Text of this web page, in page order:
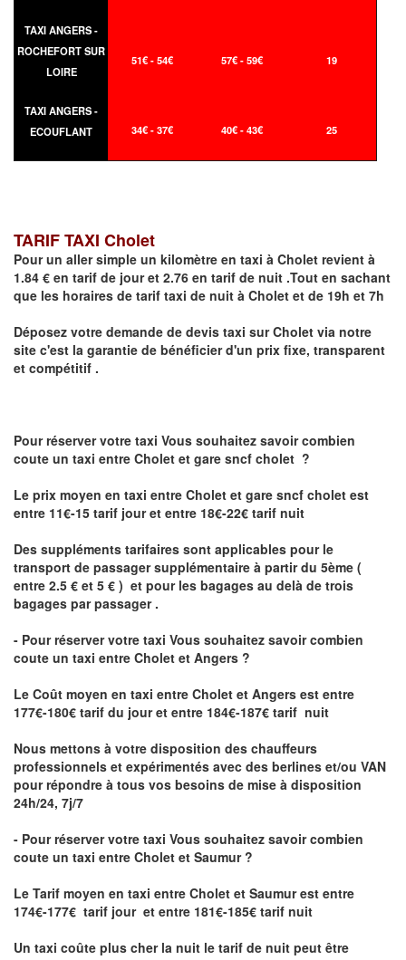
TAXI ANGERS -
ROCHEFORT SUR
LOIRE
51€ - 54€ 57€ - 59€ 19
TAXI ANGERS -
ECOUFLANT
34€ - 37€ 40€ - 43€ 25
TARIF TAXI Cholet
Pour un aller simple un kilomètre en taxi à Cholet revient à
1.84 € en tarif de jour et 2.76 en tarif de nuit .Tout en sachant
que les horaires de tarif taxi de nuit à Cholet et de 19h et 7h
Déposez votre demande de devis taxi surCholet via notre
site c'est la garantie de bénéficier d'un prix fixe, transparent
et compétitif .
Pour réserver votre taxi Vous souhaitez savoircombien
coute un taxi entre Cholet et gare sncf cholet ?
Le prix moyen en taxi entre Cholet et gare sncf cholet est
entre 11€-15 tarif jour et entre 18€-22€ tarif nuit
Des suppléments tarifaires sont applicables pour le
transport de passager supplémentaire à partir du 5ème (
entre 2.5 € et 5 € ) et pour les bagages au delà de trois
bagages par passager .
- Pour réserver votre taxi Vous souhaitez savoircombien
coute un taxi entre Cholet et Angers ?
Le Coût moyen en taxi entre Cholet et Angers est entre
177€-180€ tarif du jour et entre 184€-187€ tarif nuit
Nous mettons à votre disposition des chauffeurs
professionnels et expérimentés avec des berlines et/ou VAN
pour répondre à tous vos besoins de mise à disposition
24h/24, 7j/7
- Pour réserver votre taxi Vous souhaitez savoircombien
coute un taxi entre Cholet et Saumur ?
Le Tarif moyen en taxi entre Cholet et Saumur est entre
174€-177€ tarif jour et entre 181€-185€ tarif nuit
Un taxi coûte plus cher la nuit le tarif de nuit peut être